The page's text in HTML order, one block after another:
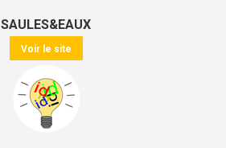
SAULES&EAUX
Voir le site